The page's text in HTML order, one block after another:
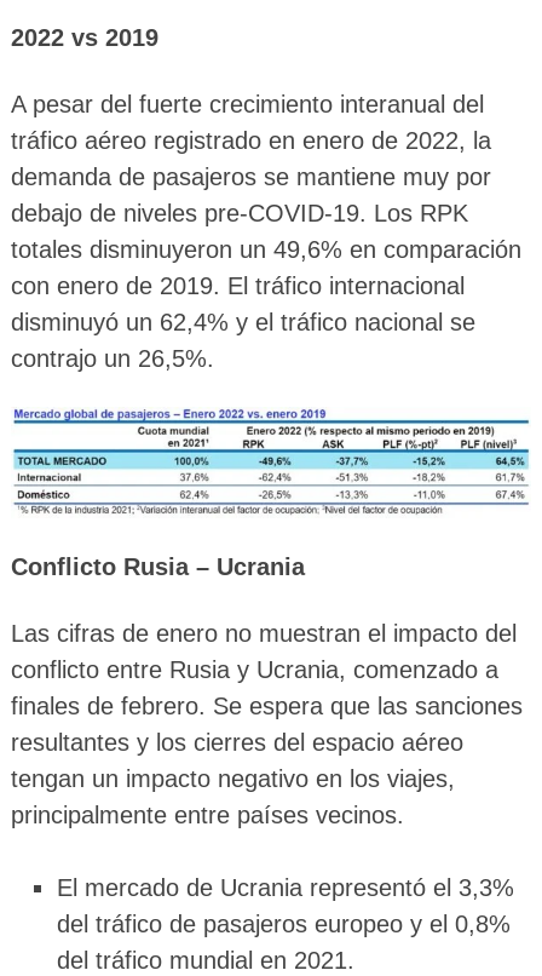
2022 vs 2019
A pesar del fuerte crecimiento interanual del
tráfico aéreo registrado en enero de 2022, la
demanda de pasajeros se mantiene muy por
debajo de niveles pre-COVID-19. Los RPK
totales disminuyeron un 49,6% en comparación
con enero de 2019. El tráfico internacional
disminuyó un 62,4% y el tráfico nacional se
contrajo un 26,5%.
Conflicto Rusia – Ucrania
Las cifras de enero no muestran el impacto del
conflicto entre Rusia y Ucrania, comenzado a
finales de febrero. Se espera que las sanciones
resultantes y los cierres del espacio aéreo
tengan un impacto negativo en los viajes,
principalmente entre países vecinos.
El mercado de Ucrania representó el 3,3%
del tráfico de pasajeros europeo y el 0,8%
del tráfico mundial en 2021.